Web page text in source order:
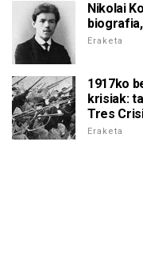
Nikolai
Eraketa
1917ko
krisiak:
Tres
Eraketa